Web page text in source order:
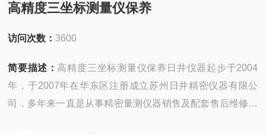
高精度三坐标测量仪保养
访问次数：3600
简要描述： 高精度三坐标测量仪保养日井仪器起步于2004
年，于2007年在华东区注册成立苏州日井精密仪器有限公
司，多年来一直是从事精密量测仪器销售及配套售后维修服